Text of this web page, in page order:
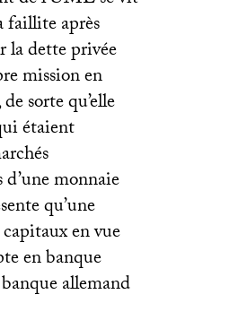
faillite après
la dette privée
mission en
sorte qu’elle
étaient
monnaie
qu’une
en vue
en banque
allemand